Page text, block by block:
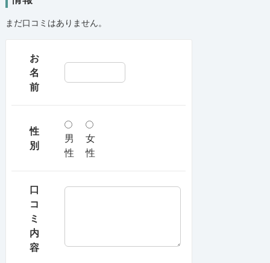
まだ口コミはありません。
お
名
前
性
別
男
性
女
性
口
コ
ミ
内
容